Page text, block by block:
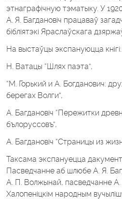
этнаграфічную тэматыку. У
А. Я. Багдановіч працаваў
бібліятэкі Яраслаўскага
На выстаўцы экспануюцца кнігі:
Н. Ватацы “Шлях паэта”,
“М. Горький и А. Богданович:
берегах Волги”,
А. Багдановіч “Пережитки
бълоруссовъ”,
А. Багдановіч “Страницы из
Таксама экспануецца
Пасведчанне аб шлюбе А. Я.
А. П. Волжынай, пасведчанне А.
Халопеніцкім народным